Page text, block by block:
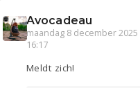
Avocadeau
maandag 8 december 2025
16:17
Meldt zich!